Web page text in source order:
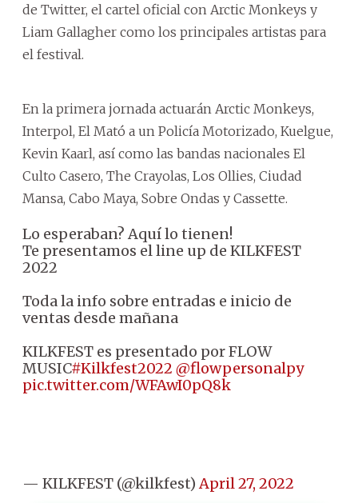
de Twitter, el cartel oficial con Arctic Monkeys y
Liam Gallagher como los principales artistas para
el festival.
En la primera jornada actuarán Arctic Monkeys,
Interpol, El Mató a un Policía Motorizado, Kuelgue,
Kevin Kaarl, así como las bandas nacionales El
Culto Casero, The Crayolas, Los Ollies, Ciudad
Mansa, Cabo Maya, Sobre Ondas y Cassette.
Lo esperaban? Aquí lo tienen!
Te presentamos el line up de KILKFEST
2022
Toda la info sobre entradas e inicio de
ventas desde mañana
KILKFEST es presentado por FLOW
MUSIC#Kilkfest2022 @flowpersonalpy
pic.twitter.com/WFAwI0pQ8k
— KILKFEST (@kilkfest)April 27, 2022